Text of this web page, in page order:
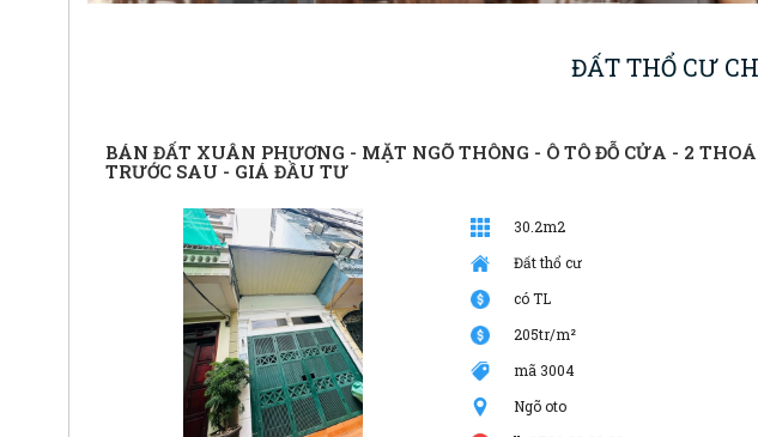
ĐẤT THỔ CƯ
BÁN ĐẤT XUÂN PHƯƠNG - MẶT NGÕ THÔNG - Ô TÔ ĐỖ CỬA - 2
TRƯỚC SAU - GIÁ ĐẦU TƯ
30.2m2
Đất thổ cư
có TL
205tr/m²
mã 3004
Ngõ oto